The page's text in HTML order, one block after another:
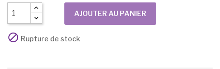
AJOUTER AU PANIER
 Rupture de stock